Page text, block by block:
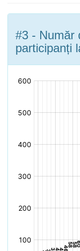
#3 - Număr
participanți
[bold]